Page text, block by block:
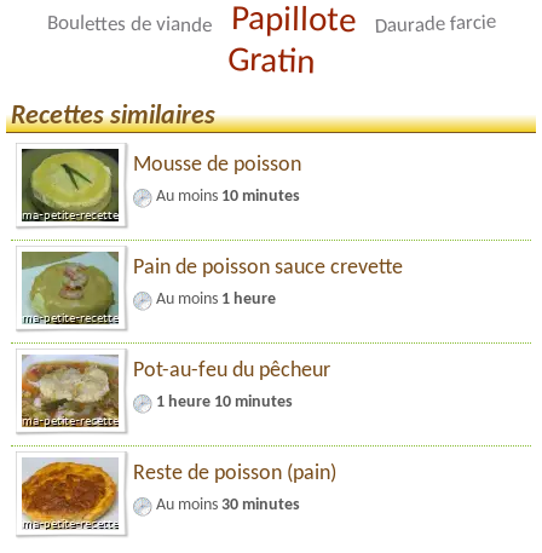
Boulettes de viande Papillote Daurade farcie
Gratin
Recettes similaires
Mousse de poisson
Au moins 10 minutes
Pain de poisson sauce crevette
Au moins 1 heure
Pot-au-feu du pêcheur
1 heure 10 minutes
Reste de poisson (pain)
Au moins 30 minutes